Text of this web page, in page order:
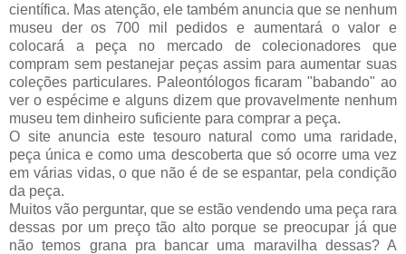
científica. Mas atenção, ele também anuncia que se nenhum
museu der os 700 mil pedidos e aumentará o valor e
colocará a peça no mercado de colecionadores que
compram sem pestanejar peças assim para aumentar suas
coleções particulares. Paleontólogos ficaram "babando" ao
ver o espécime e alguns dizem que provavelmente nenhum
museu tem dinheiro suficiente para comprar a peça.
O site anuncia este tesouro natural como uma raridade,
peça única e como uma descoberta que só ocorre uma vez
em várias vidas, o que não é de se espantar, pela condição
da peça.
Muitos vão perguntar, que se estão vendendo uma peça rara
dessas por um preço tão alto porque se preocupar já que
não temos grana pra bancar uma maravilha dessas? A